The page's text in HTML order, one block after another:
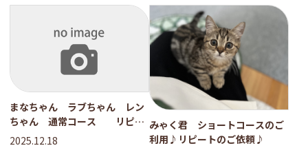
まなちゃん ラブちゃん レン
ちゃん 通常コース リピー
トのご依頼♪
2025.12.18
みゃく君 ショートコースのご
利用♪リピートのご依頼♪